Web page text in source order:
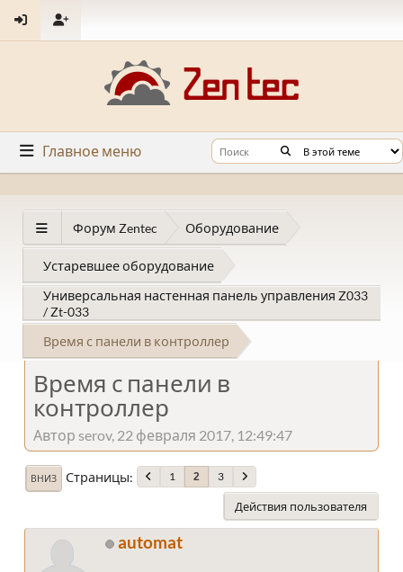
Главное меню
Форум Zentec Оборудование
Устаревшее оборудование
Универсальная настенная панель управления Z033
/ Zt-033
Время с панели в контроллер
Время с панели в
контроллер
Автор serov, 22 февраля 2017, 12:49:47
ВНИЗ Страницы 1 2 3
Действия пользователя
automat